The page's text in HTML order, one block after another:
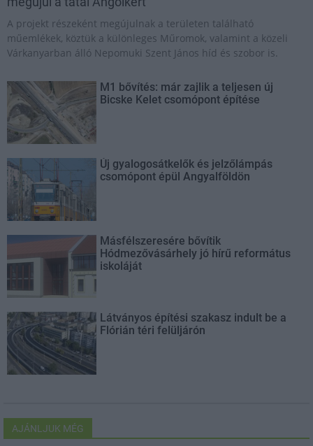
A projekt részeként megújulnak a területen található
műemlékek, köztük a különleges Műromok, valamint a közeli
Várkanyarban álló Nepomuki Szent János híd és szobor is.
M1 bővítés: már zajlik a teljesen új
Bicske Kelet csomópont építése
Új gyalogosátkelők és jelzőlámpás
csomópont épül Angyalföldön
Másfélszeresére bővítik
Hódmezővásárhely jó hírű református
iskoláját
Látványos építési szakasz indult be a
Flórián téri felüljárón
AJÁNLJUK MÉG